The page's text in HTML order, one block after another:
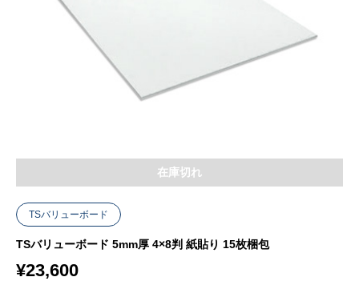
TSバリューボード
TSバリューボード 5mm厚 4×8判 紙貼り 15枚梱包
¥23,600
在庫切れ